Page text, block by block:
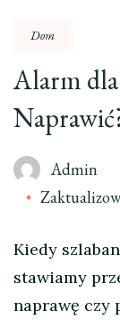
Dom
Alarm
Admin
Kiedy
stawiamy
naprawę czy